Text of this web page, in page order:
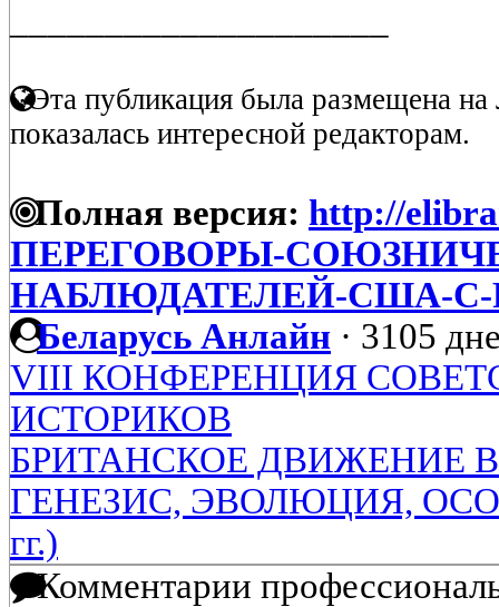
Эта публикация была размещена на
показалась интересной редакторам.
Полная версия: http://
ПЕРЕГОВОРЫ-
НАБЛЮДАТЕЛЕЙ-США-
Беларусь Анлайн · 3105
VIII КОНФЕРЕНЦИЯ
ИСТОРИКОВ
БРИТАНСКОЕ ДВИЖЕНИЕ
ГЕНЕЗИС, ЭВОЛЮЦИЯ,
гг.)
Комментарии